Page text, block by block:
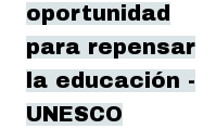
oportunidad
para repensar
la educación -
UNESCO